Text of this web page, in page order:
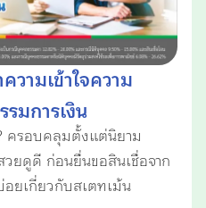
วามเข้าใจความ
มการเงิน
ครอบคลุมตั้งแต่นิยาม
ยดูดี ก่อนยื่นขอสินเชื่อจาก
ยเกี่ยวกับสเตทเม้น